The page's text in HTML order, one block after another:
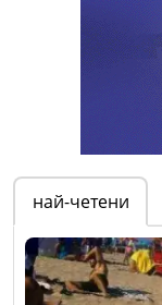
най-четени